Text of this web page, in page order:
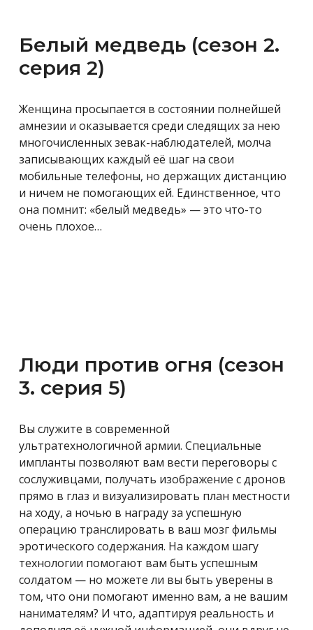
Белый медведь (сезон 2.
серия 2)
Женщина просыпается в состоянии полнейшей
амнезии и оказывается среди следящих за нею
многочисленных зевак-наблюдателей, молча
записывающих каждый её шаг на свои
мобильные телефоны, но держащих дистанцию
и ничем не помогающих ей. Единственное, что
она помнит: «белый медведь» — это что-то
очень плохое…
Люди против огня (сезон
3. серия 5)
Вы служите в современной
ультратехнологичной армии. Специальные
импланты позволяют вам вести переговоры с
сослуживцами, получать изображение с дронов
прямо в глаз и визуализировать план местности
на ходу, а ночью в награду за успешную
операцию транслировать в ваш мозг фильмы
эротического содержания. На каждом шагу
технологии помогают вам быть успешным
солдатом — но можете ли вы быть уверены в
том, что они помогают именно вам, а не вашим
нанимателям? И что, адаптируя реальность и